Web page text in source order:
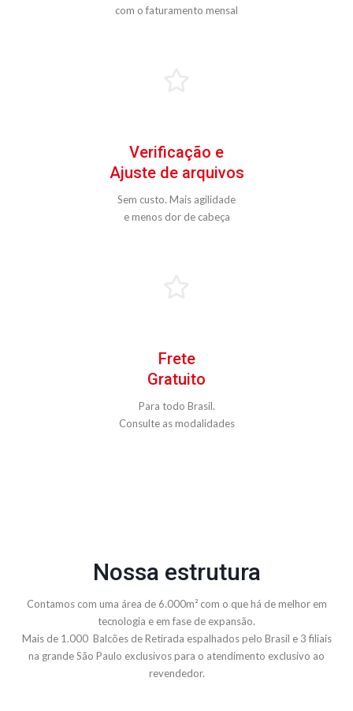
com o faturamento mensal
Verificação e
Ajuste de arquivos
Sem custo. Mais agilidade
e menos dor de cabeça
Frete
Gratuito
Para todo Brasil.
Consulte as modalidades
Nossa estrutura
Contamos com uma área de 6.000m² com o que há de melhor em
tecnologia e em fase de expansão.
Mais de 1.000 Balcões de Retirada espalhados pelo Brasil e 3 filiais
na grande São Paulo exclusivos para o atendimento exclusivo ao
revendedor.